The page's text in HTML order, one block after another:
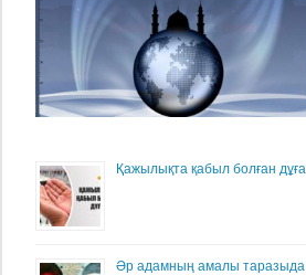
Қажылықта қабыл болған дұға
Әр адамның амалы таразыда